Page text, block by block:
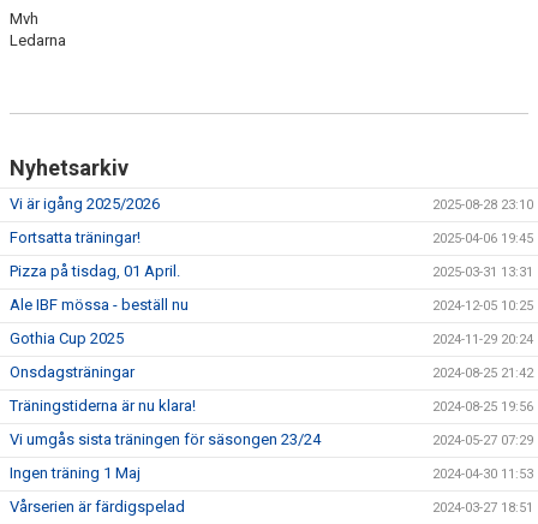
Mvh
Ledarna
Nyhetsarkiv
Vi är igång 2025/2026 2025-08-28 23:10
Fortsatta träningar! 2025-04-06 19:45
Pizza på tisdag, 01 April. 2025-03-31 13:31
Ale IBF mössa - beställ nu 2024-12-05 10:25
Gothia Cup 2025 2024-11-29 20:24
Onsdagsträningar 2024-08-25 21:42
Träningstiderna är nu klara! 2024-08-25 19:56
Vi umgås sista träningen för säsongen 23/24 2024-05-27 07:29
Ingen träning 1 Maj 2024-04-30 11:53
Vårserien är färdigspelad 2024-03-27 18:51